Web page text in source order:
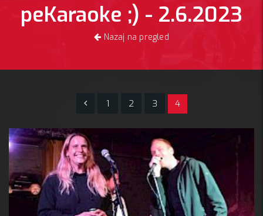
peKaraoke ;) - 2.6.2023
Nazaj na pregled
1 2 3 4